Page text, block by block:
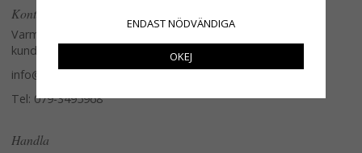
Kontakta oss
Varmt välkommen att kontakta vår
kundtjänst.
info@glasverandan.se
Tel: 079-3495968
Handla
ENDAST NÖDVÄNDIGA
OKEJ